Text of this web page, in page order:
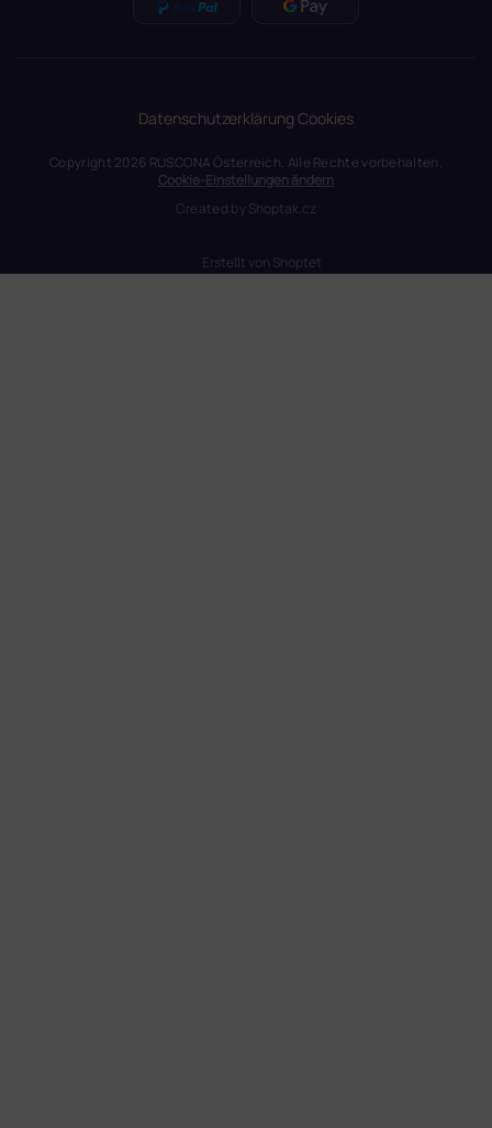
DatenschutzerklärungCookies
Erstellt von Shoptet
Copyright 2026 RUSCONA Österreich. Alle Rechte vorbehalten.
Cookie-Einstellungen ändern
Created byShoptak.cz